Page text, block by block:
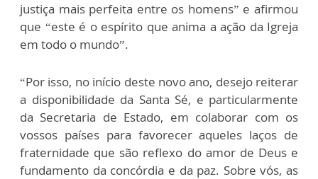
justiça mais perfeita entre os homens” e afirmou
que “este é o espírito que anima a ação da Igreja
em todo o mundo”.
“Por isso, no início deste novo ano, desejo reiterar
a disponibilidade da Santa Sé, e particularmente
da Secretaria de Estado, em colaborar com os
vossos países para favorecer aqueles laços de
fraternidade que são reflexo do amor de Deus e
fundamento da concórdia e da paz. Sobre vós, as